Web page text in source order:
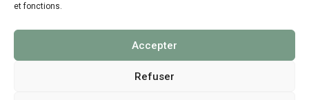
et fonctions.
Accepter
Refuser